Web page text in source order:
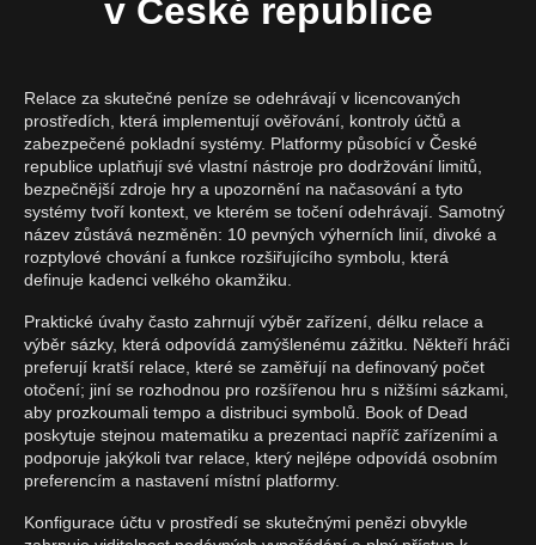
v České republice
Relace za skutečné peníze se odehrávají v licencovaných
prostředích, která implementují ověřování, kontroly účtů a
zabezpečené pokladní systémy. Platformy působící v České
republice uplatňují své vlastní nástroje pro dodržování limitů,
bezpečnější zdroje hry a upozornění na načasování a tyto
systémy tvoří kontext, ve kterém se točení odehrávají. Samotný
název zůstává nezměněn: 10 pevných výherních linií, divoké a
rozptylové chování a funkce rozšiřujícího symbolu, která
definuje kadenci velkého okamžiku.
Praktické úvahy často zahrnují výběr zařízení, délku relace a
výběr sázky, která odpovídá zamýšlenému zážitku. Někteří hráči
preferují kratší relace, které se zaměřují na definovaný počet
otočení; jiní se rozhodnou pro rozšířenou hru s nižšími sázkami,
aby prozkoumali tempo a distribuci symbolů. Book of Dead
poskytuje stejnou matematiku a prezentaci napříč zařízeními a
podporuje jakýkoli tvar relace, který nejlépe odpovídá osobním
preferencím a nastavení místní platformy.
Konfigurace účtu v prostředí se skutečnými penězi obvykle